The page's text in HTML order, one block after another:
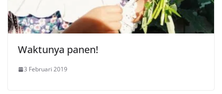
Waktunya panen!
3 Februari 2019